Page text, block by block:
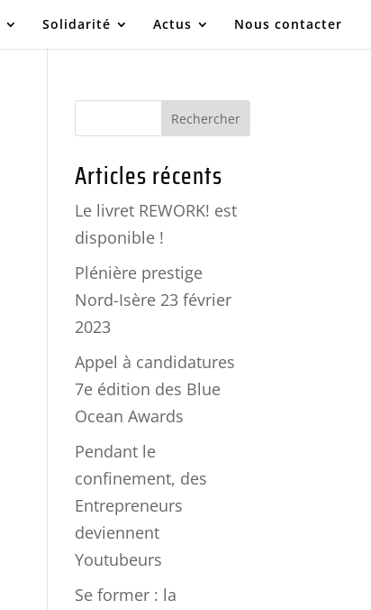
Solidarité Actus Nous contacter
Articles récents
Le livret REWORK! est
disponible !
Plénière prestige
Nord-Isère 23 février
2023
Appel à candidatures
7e édition des Blue
Ocean Awards
Pendant le
confinement, des
Entrepreneurs
deviennent
Youtubeurs
Se former : la